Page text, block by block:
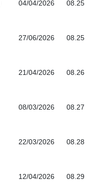
04/04/2026 08.25
27/06/2026 08.25
21/04/2026 08.26
08/03/2026 08.27
22/03/2026 08.28
12/04/2026 08.29